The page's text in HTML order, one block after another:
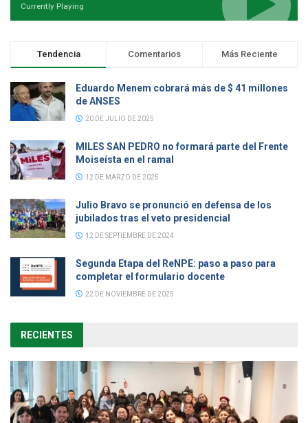
Currently Playing
Tendencia Comentarios Más Reciente
Eduardo Menem cobrará más de $ 41 millones
de ANSES
20 DE JULIO DE 2025
MILES SAN PEDRO no formará parte del Frente
Moiseísta en el ramal
12 DE MARZO DE 2025
Julio Bravo se pronunció en defensa de los
jubilados tras el veto presidencial
12 DE SEPTIEMBRE DE 2024
Segunda Etapa del ReNPE: paso a paso para
completar el formulario docente
22 DE NOVIEMBRE DE 2025
RECIENTES